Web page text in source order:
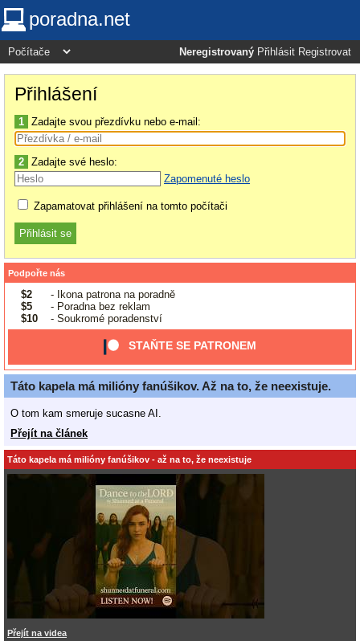
poradna.net
Neregistrovaný Přihlásit Registrovat
Přihlášení
1 Zadajte svou přezdívku nebo e-mail:
2 Zadajte své heslo:
Zapomenuté heslo
Zapamatovat přihlášení na tomto počítači
Podpořte nás
$2
- Ikona patrona na poradně
$5
- Poradna bez reklam
$10
- Soukromé poradenství
STAŇTE SE PATRONEM
Táto kapela má milióny fanúšikov. Až na to, že neexistuje.
O tom kam smeruje sucasne AI.
Přejít na článek
Táto kapela má milióny fanúšikov - až na to, že neexistuje
Přejít na videa